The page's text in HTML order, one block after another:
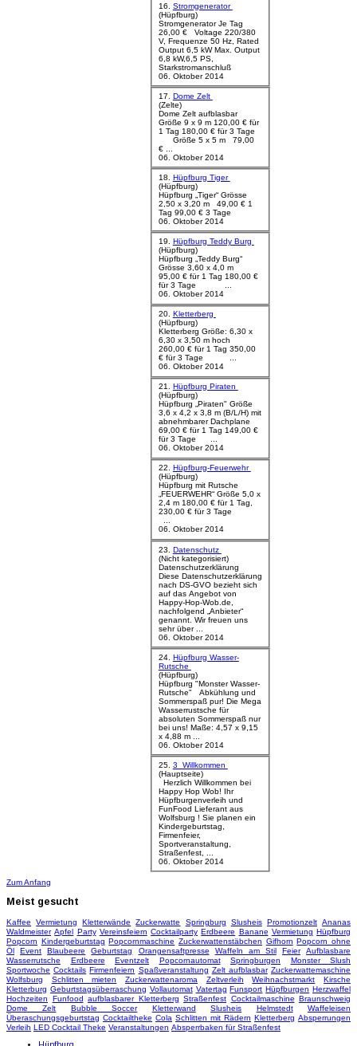
16. Stromgenerator
(Hüpfburg)
Stromgenerator Je Tag
26,00 € Voltage 220/380
V, Frequenze 50 Hz, Rated
Output 6,5 kW Max. Output
6,8 kW,6,5 PS,
06. Oktober 2014
17. Dome Zelt
(Zelte)
Dome Zelt aufblasbar
Größe 9 x 9 m 120,00 € für
1 Tag 180,00 € für 3 Tage
€ ...
06. Oktober 2014
18. Hüpfburg Tiger
(Hüpfburg)
Hüpfburg „Tiger“ Grösse
2,50 x 3,20 m 49,00 € 1
06. Oktober 2014
19. Hüpfburg Teddy Burg
(Hüpfburg)
Hüpfburg „Teddy Burg“
Grösse 3,60 x 4,0 m
95,00 € für 1 Tag 180,00 €
06. Oktober 2014
20. Kletterberg
(Hüpfburg)
Kletterberg
6,30 x 3,50 m hoch
260,00 € für 1 Tag 350,00
06. Oktober 2014
21. Hüpfburg Piraten
(Hüpfburg)
Hüpfburg „Piraten" Größe
3,6 x 4,2 x 3,8 m (B/L/H) mit
abnehmbarer Dachplane
69,00 € für 1 Tag 149,00 €
für 3 Tage ...
06. Oktober 2014
22. Hüpfburg-Feuerwehr
(Hüpfburg)
Hüpfburg mit Rutsche
„FEUERWEHR“ Größe 5,0 x
2,4 m 180,00 € für 1 Tag,
230,00 € für 3 Tage
...
06. Oktober 2014
23. Datenschutz
(Nicht kategorisiert)
Datenschutzerklärung
Diese Datenschutzerklärung
nach DS-GVO bezieht sich
auf das Angebot von
Happy-Hop-Wob.de,
nachfolgend „Anbieter“
genannt. Wir freuen uns
sehr über ...
06. Oktober 2014
24. Hüpfburg Wasser-
Rutsche
(Hüpfburg)
Hüpfburg "Monster Wasser-
Rutsche" Abkühlung und
Sommerspaß pur! Die Mega
Wasserrustsche für
absoluten Sommerspaß nur
bei uns! Maße: 4,57 x 9,15
x 4,88 m ...
06. Oktober 2014
25. 3_Willkommen
(Hauptseite)
Happy Hop Wob! Ihr
Hüpfburgenverleih und
FunFood Lieferant aus
Wolfsburg ! Sie planen ein
Kindergeburtstag,
Firmenfeier,
Sportveranstaltung,
Straßenfest, ...
06. Oktober 2014
Zum Anfang
Meist gesucht
Kaffee Vermietung Kletterwände Zuckerwatte Springburg Slusheis Promotionzelt Ananas
Waldmeister Apfel Party Vereinsfeiern Cocktailparty Erdbeere Banane Vermietung Hüpfburg
Popcorn Kindergeburtstag Popcornmaschine Zuckerwattenstäbchen Gifhorn Popcorn ohne
Öl
Event Blaubeere Geburtstag Orangensaftpresse Waffeln am Stil Feier
Aufblasbare
Wasserrutsche
Erdbeere Eventzelt Popcornautomat Springburgen
Monster Slush
Sportwoche Cocktails Firmenfeiern Spaßveranstaltung Zelt aufblasbar Zuckerwattemaschine
Wolfsburg
Schlitten mieten Zuckerwattenaroma Zeltverleih Weihnachstmarkt
Kirsche
Kletterburg Geburtstagsüberraschung Vollautomat Vatertag Funsport Hüpfburgen Herzwaffel
Hochzeiten
Funfood aufblasbarer Kletterberg Straßenfest Cocktailmaschine Braunschweig
Dome Zelt
Bubble Soccer Kletterwand Slusheis Helmstedt
Waffeleisen
Überaschungsgeburtstag Cocktailtheke Cola Schlitten mit Rädern Kletterberg Absperrungen
Verleih LED Cocktail Theke Veranstaltungen Absperrbaken für Straßenfest